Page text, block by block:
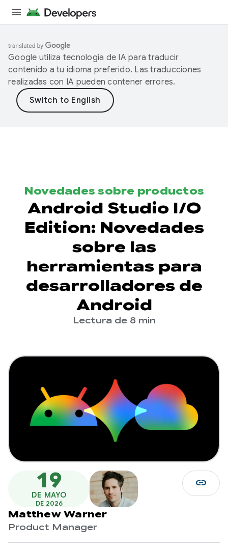
Google utiliza tecnología de IA para traducir
contenido a tu idioma preferido. Las traducciones
realizadas con IA pueden contener errores.
Novedades sobre productos
Android Studio I/O
Edition: Novedades
sobre las
herramientas para
desarrolladores de
Android
Lectura de 8 min
19
DE MAYO
DE 2026
Matthew Warner
Product Manager
link